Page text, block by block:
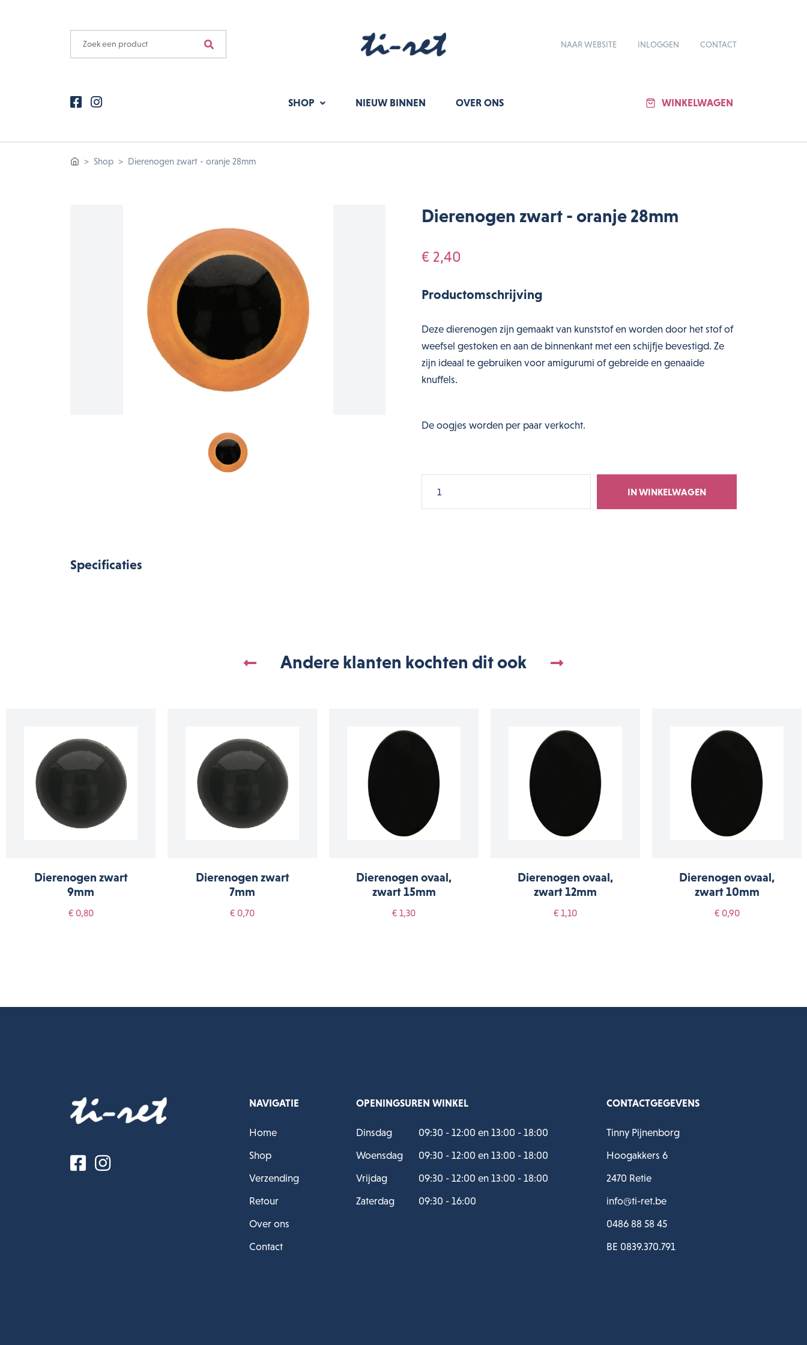
NAAR WEBSITE INLOGGEN CONTACT
SHOP NIEUW BINNEN OVER ONS WINKELWAGEN
Shop Dierenogen zwart - oranje 28mm
Dierenogen zwart - oranje 28mm
€ 2,40
Productomschrijving
Deze dierenogen zijn gemaakt van kunststof en worden door het stof of
weefsel gestoken en aan de binnenkant met een schijfje bevestigd. Ze
zijn ideaal te gebruiken voor amigurumi of gebreide en genaaide
knuffels.
De oogjes worden per paar verkocht.
IN WINKELWAGEN
Specificaties
Andere klanten kochten dit ook
Dierenogen zwart
9mm
€ 0,80
Dierenogen zwart
7mm
€ 0,70
Dierenogen ovaal,
zwart 15mm
€ 1,30
Dierenogen ovaal,
zwart 12mm
€ 1,10
Dierenogen ovaal,
zwart 10mm
€ 0,90
NAVIGATIE
Home
Shop
Verzending
Retour
Over ons
Contact
OPENINGSUREN WINKEL
Dinsdag
09:30 - 12:00 en 13:00 - 18:00
Woensdag
09:30 - 12:00 en 13:00 - 18:00
Vrijdag
09:30 - 12:00 en 13:00 - 18:00
Zaterdag
09:30 - 16:00
CONTACTGEGEVENS
Tinny Pijnenborg
Hoogakkers 6
2470 Retie
info@ti-ret.be
0486 88 58 45
BE 0839.370.791